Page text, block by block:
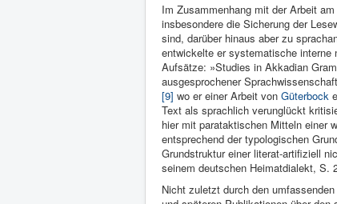
Im Zusammenhang mit der Arbeit
insbesondere die Sicherung der
sind, darüber hinaus aber zu
entwickelte er systematische interne
Aufsätze: »Studies in Akkadian
ausgesprochener
[9] wo er einer Arbeit von Güterbock
Text als sprachlich verunglückt
hier mit parataktischen Mitteln einer
entsprechend der typologischen
Grundstruktur einer literat-artifiziell
seinem deutschen Heimatdialekt, S.
Nicht zuletzt durch den